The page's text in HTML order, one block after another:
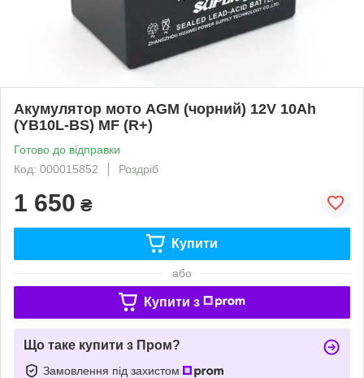
Акумулятор мото AGM (чорний) 12V 10Ah
(YB10L-BS) MF (R+)
Готово до відправки
Код: 000015852
Роздріб
1 650 ₴
Купити
або
Купити з
Що таке купити з Пром?
Замовлення під захистом